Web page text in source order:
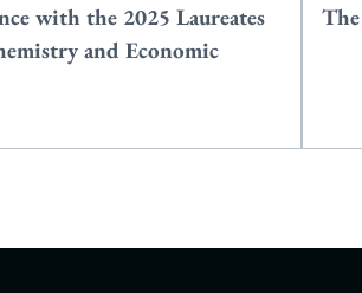
with the 2025 Laureates
and Economic